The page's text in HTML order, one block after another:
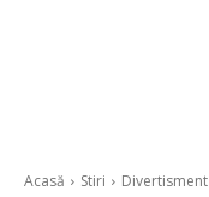
Acasă Stiri Divertisment